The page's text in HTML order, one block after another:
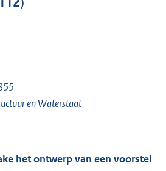
en Waterstaat
het ontwerp van een voorstel